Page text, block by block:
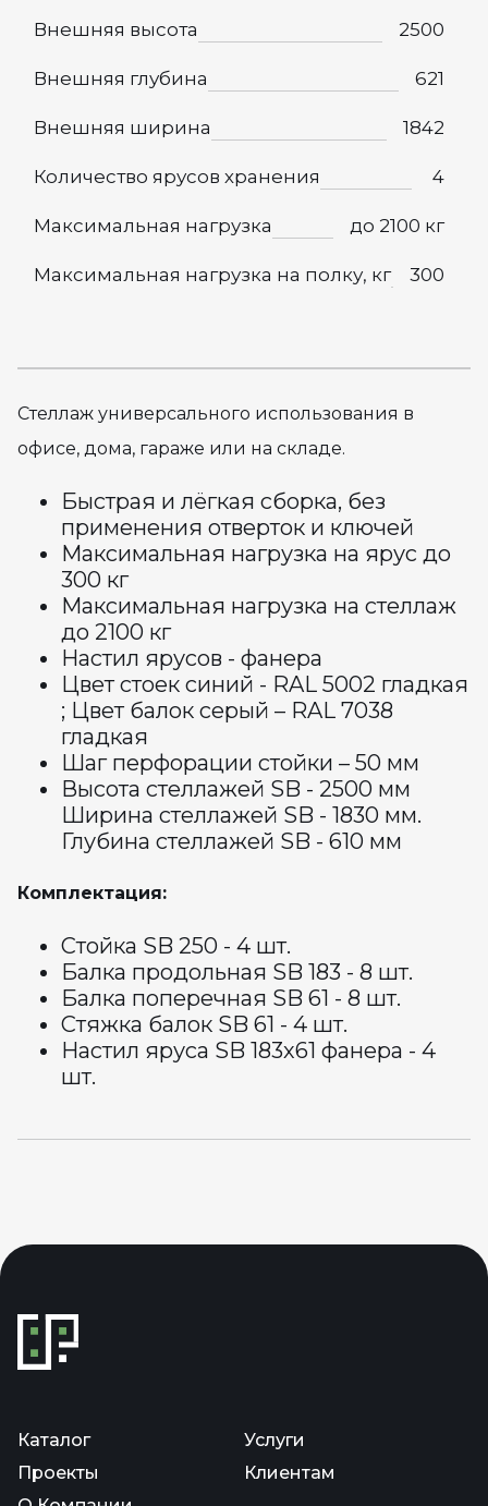
Внешняя высота 2500
Внешняя глубина 621
Внешняя ширина 1842
Количество ярусов хранения 4
Максимальная нагрузка до 2100 кг
Максимальная нагрузка на полку, кг 300
Стеллаж универсального использования в
офисе, дома, гараже или на складе.
Быстрая и лёгкая сборка, без
применения отверток и ключей
Максимальная нагрузка на ярус до
300 кг
Максимальная нагрузка на стеллаж
до 2100 кг
Настил ярусов - фанера
Цвет стоек синий - RAL 5002 гладкая
; Цвет балок серый – RAL 7038
гладкая
Шаг перфорации стойки – 50 мм
Высота стеллажей SB - 2500 мм
Ширина стеллажей SB - 1830 мм.
Глубина стеллажей SB - 610 мм
Комплектация:
Стойка SB 250 - 4 шт.
Балка продольная SB 183 - 8 шт.
Балка поперечная SB 61 - 8 шт.
Стяжка балок SB 61 - 4 шт.
Настил яруса SB 183х61 фанера - 4
шт.
Каталог
Услуги
Проекты
Клиентам